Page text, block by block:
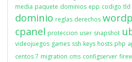
media paquete dominios epp codigo tld
dominio reglas derechos
cpanel proteccion user snapshot
videojuegos games ssh keys hosts php
centos 7 migration cms configserver